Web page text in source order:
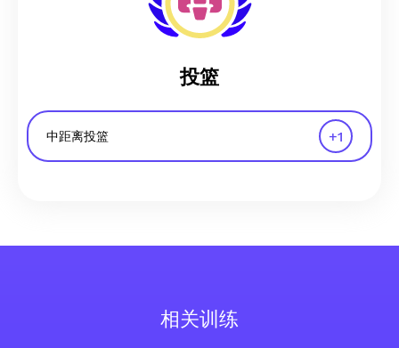
投篮
中距离投篮 +1
相关训练